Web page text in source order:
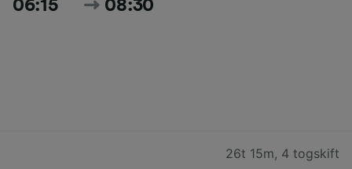
06:15 08:30
26t 15m, 4 togskift